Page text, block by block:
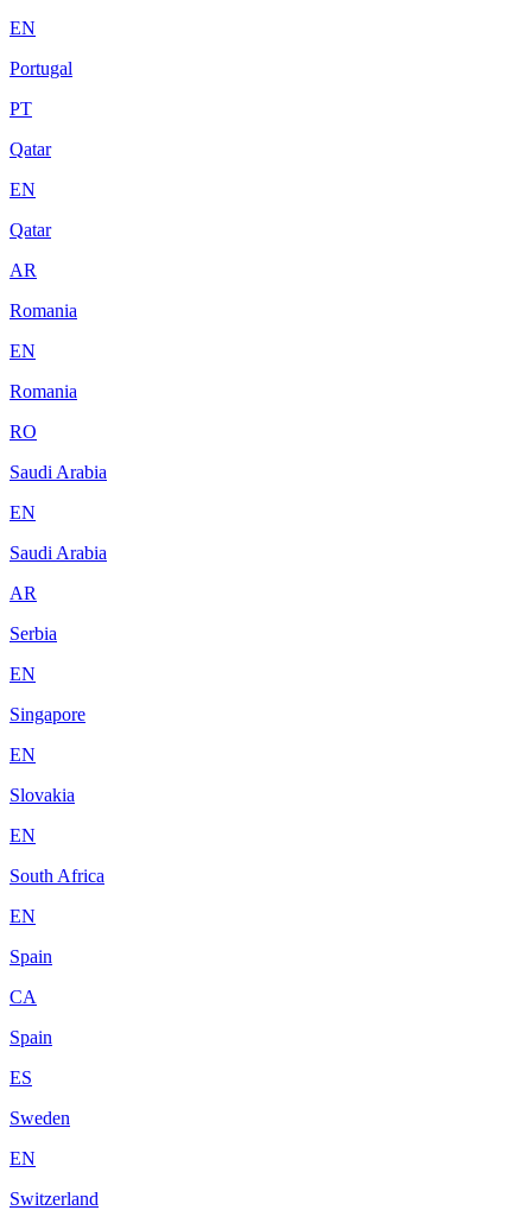
EN
Portugal
PT
Qatar
EN
Qatar
AR
Romania
EN
Romania
RO
Saudi Arabia
EN
Saudi Arabia
AR
Serbia
EN
Singapore
EN
Slovakia
EN
South Africa
EN
Spain
CA
Spain
ES
Sweden
EN
Switzerland